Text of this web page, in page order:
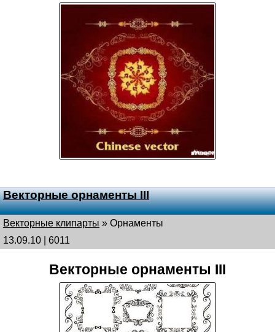
Векторные орнаменты III
Векторные клипарты » Орнаменты
13.09.10 | 6011
Векторные орнаменты III